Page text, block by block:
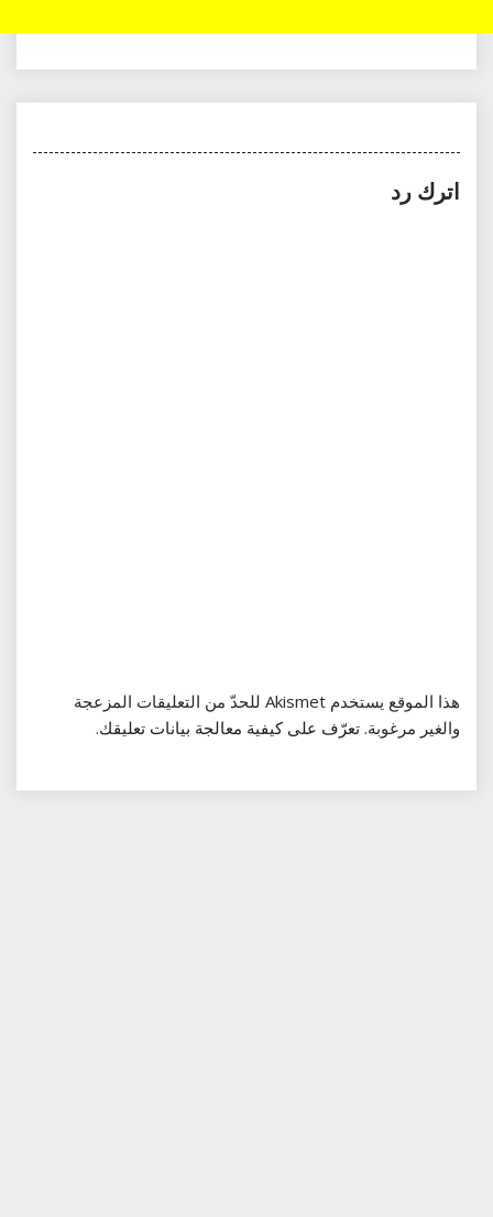
اترك رد
هذا الموقع يستخدم Akismet للحدّ من التعليقات المزعجة
والغير مرغوبة. تعرّف على كيفية معالجة بيانات تعليقك.